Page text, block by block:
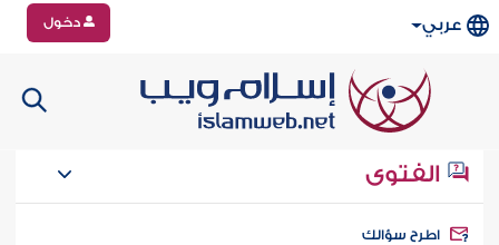
عربي دخول
الفتوى